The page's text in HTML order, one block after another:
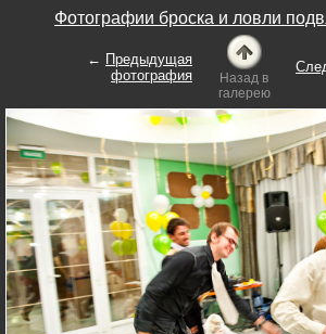
Фотографии броска и ловли
← Предыдущая
фотография
Назад в
галерею